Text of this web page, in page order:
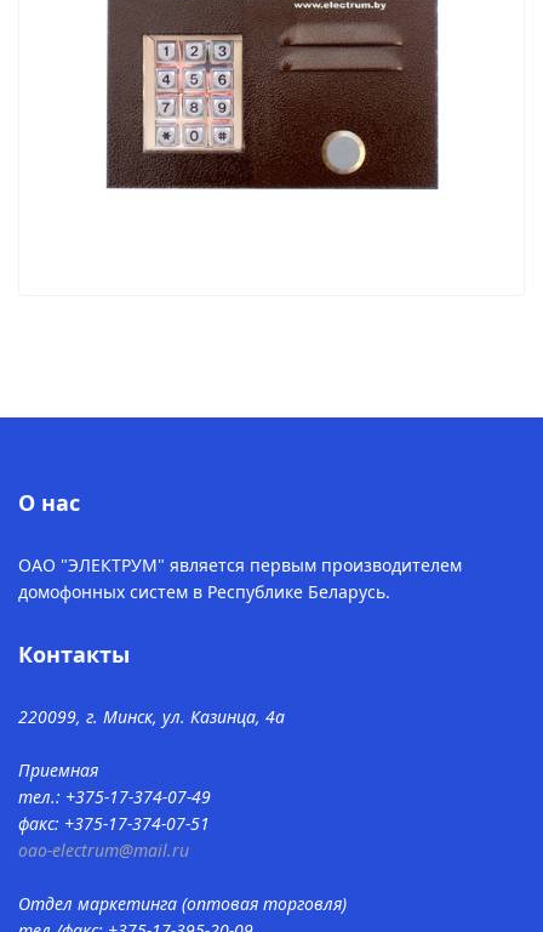
О нас
ОАО "ЭЛЕКТРУМ" является первым производителем
домофонных систем в Республике Беларусь.
Контакты
220099, г. Минск, ул. Казинца, 4а
Приемная
тел.: +375-17-374-07-49
факс: +375-17-374-07-51
oao-electrum@mail.ru
Отдел маркетинга (оптовая торговля)